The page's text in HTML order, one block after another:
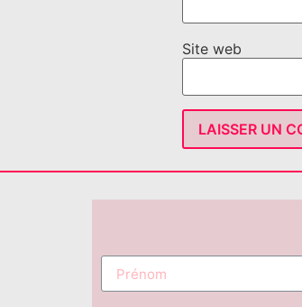
Site web